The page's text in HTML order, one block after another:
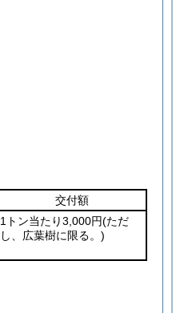
交付額
1トン当たり3,000円(ただ
し、広葉樹に限る。)